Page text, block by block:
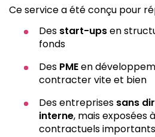
Ce service a été conçu pour
Des start-upsen
fonds
Des PMEen
contracter vite et bien
Des entreprises sans
interne, mais exposées
contractuels importants